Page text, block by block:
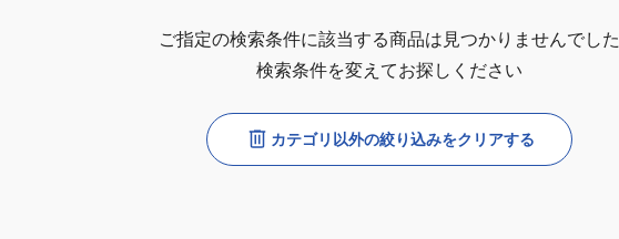
ご指定の検索条件に該当する商品は見つかりませんでした
検索条件を変えてお探しください
カテゴリ以外の絞り込みをクリアする